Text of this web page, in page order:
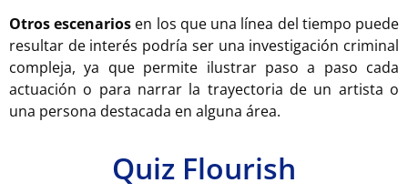
Otros escenarios en los que una línea del tiempo puede
resultar de interés podría ser una investigación criminal
compleja, ya que permite ilustrar paso a paso cada
actuación o para narrar la trayectoria de un artista o
una persona destacada en alguna área.
Quiz Flourish